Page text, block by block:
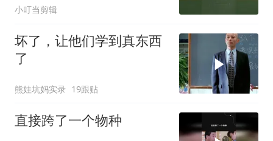
小叮当剪辑
坏了，让他们学到真东西
了
熊娃坑妈实录 19跟贴
直接跨了一个物种